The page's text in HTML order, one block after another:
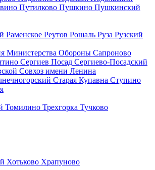
Путилково Пушкино Пушкинский
Раменское Реутов Рошаль Руза Рузский
Министерства Обороны Сапроново
Сергиев Посад Сергиево-Посадский
Совхоз имени Ленина
Старая Купавна Ступино
Томилино Трехгорка Тучково
Хотьково Храпуново